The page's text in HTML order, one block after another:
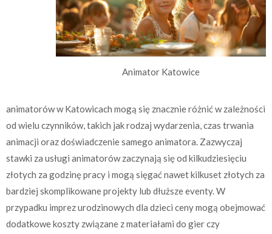
Animator Katowice
animatorów w Katowicach mogą się znacznie różnić w zależności
od wielu czynników, takich jak rodzaj wydarzenia, czas trwania
animacji oraz doświadczenie samego animatora. Zazwyczaj
stawki za usługi animatorów zaczynają się od kilkudziesięciu
złotych za godzinę pracy i mogą sięgać nawet kilkuset złotych za
bardziej skomplikowane projekty lub dłuższe eventy. W
przypadku imprez urodzinowych dla dzieci ceny mogą obejmować
dodatkowe koszty związane z materiałami do gier czy